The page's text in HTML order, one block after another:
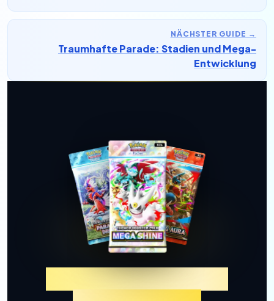
NÄCHSTER GUIDE →
Traumhafte Parade: Stadien und Mega-
Entwicklung
Erlebe TCGP Karten-